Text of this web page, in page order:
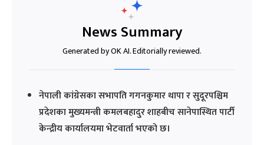
News Summary
Generated by OK AI. Editorially reviewed.
नेपाली कांग्रेसका सभापति गगनकुमार थापा र सुदूरपश्चिम
प्रदेशका मुख्यमन्त्री कमलबहादुर शाहबीच सानेपास्थित पार्टी
केन्द्रीय कार्यालयमा भेटवार्ता भएको छ।